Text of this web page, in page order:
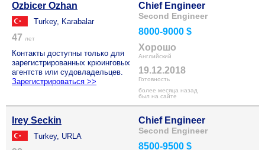
Ozbicer Ozhan
Turkey, Karabalar
47 лет
Контакты доступны только для
зарегистрированных крюинговых
агентств или судовладельцев.
Зарегистрироваться >>
Chief Engineer
Second Engineer
8000-9000 $
Хорошо
Английский
19.12.2018
Готовность
более месяца назад
был на сайте
Irey Seckin
Turkey, URLA
Chief Engineer
Second Engineer
8500-9500 $